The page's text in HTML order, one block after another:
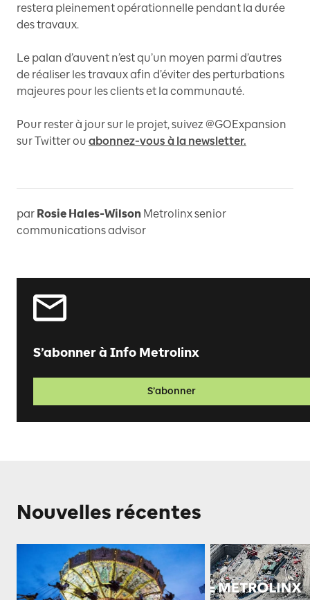
restera pleinement opérationnelle pendant la durée
des travaux.
Le palan d’auvent n’est qu’un moyen parmi d’autres
de réaliser les travaux afin d’éviter des perturbations
majeures pour les clients et la communauté.
Pour rester à jour sur le projet, suivez @GOExpansion
sur Twitter ou abonnez-vous à la newsletter.
par Rosie Hales-Wilson Metrolinx senior
communications advisor
S’abonner à Info Metrolinx
S’abonner
Nouvelles récentes